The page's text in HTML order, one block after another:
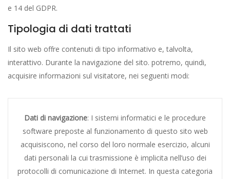
e 14 del GDPR.
Tipologia di dati trattati
Il sito web offre contenuti di tipo informativo e, talvolta,
interattivo. Durante la navigazione del sito. potremo, quindi,
acquisire informazioni sul visitatore, nei seguenti modi:
Dati di navigazione: I sistemi informatici e le procedure
software preposte al funzionamento di questo sito web
acquisiscono, nel corso del loro normale esercizio, alcuni
dati personali la cui trasmissione è implicita nell’uso dei
protocolli di comunicazione di Internet. In questa categoria